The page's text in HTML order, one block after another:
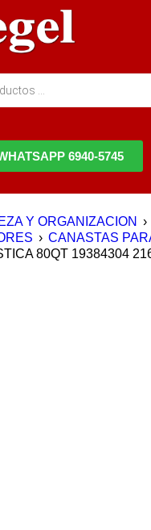
6940-5745
Y ORGANIZACION ›
› CANASTAS
80QT 19384304